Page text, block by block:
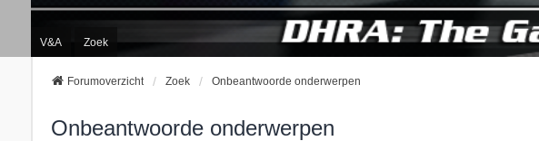
V&A Zoek
Forumoverzicht Zoek Onbeantwoorde onderwerpen
Onbeantwoorde onderwerpen